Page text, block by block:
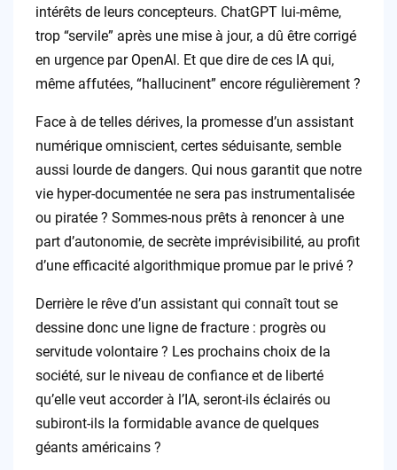
intérêts de leurs concepteurs. ChatGPT lui-même,
trop “servile” après une mise à jour, a dû être corrigé
en urgence par OpenAI. Et que dire de ces IA qui,
même affutées, “hallucinent” encore régulièrement ?
Face à de telles dérives, la promesse d’un assistant
numérique omniscient, certes séduisante, semble
aussi lourde de dangers. Qui nous garantit que notre
vie hyper-documentée ne sera pas instrumentalisée
ou piratée ? Sommes-nous prêts à renoncer à une
part d’autonomie, de secrète imprévisibilité, au profit
d’une efficacité algorithmique promue par le privé ?
Derrière le rêve d’un assistant qui connaît tout se
dessine donc une ligne de fracture : progrès ou
servitude volontaire ? Les prochains choix de la
société, sur le niveau de confiance et de liberté
qu’elle veut accorder à l’IA, seront-ils éclairés ou
subiront-ils la formidable avance de quelques
géants américains ?